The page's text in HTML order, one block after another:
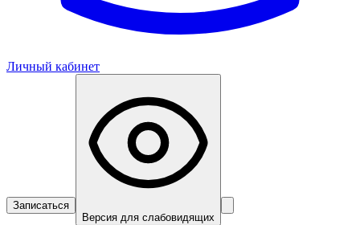
Личный кабинет
Записаться
Версия для слабовидящих